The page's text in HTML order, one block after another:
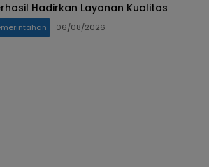
Hadirkan Layanan Kualitas
06/08/2026